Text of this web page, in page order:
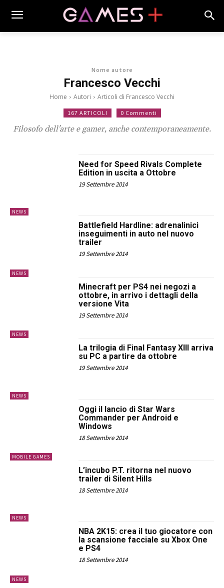
Nome autore
Francesco Vecchi
Home Autori Articoli di Francesco Vecchi
167 ARTICOLI 0 Commenti
Filosofo dell'arte e gamer, anche contemporaneamente.
NEWS
Need for Speed Rivals Complete
Edition in uscita a Ottobre
19 Settembre 2014
NEWS
Battlefield Hardline: adrenalinici
inseguimenti in auto nel nuovo
trailer
19 Settembre 2014
NEWS
Minecraft per PS4 nei negozi a
ottobre, in arrivo i dettagli della
versione Vita
19 Settembre 2014
NEWS
La trilogia di Final Fantasy XIII arriva
su PC a partire da ottobre
19 Settembre 2014
MOBILE GAMES
Oggi il lancio di Star Wars
Commander per Android e
Windows
18 Settembre 2014
NEWS
L’incubo P.T. ritorna nel nuovo
trailer di Silent Hills
18 Settembre 2014
NEWS
NBA 2K15: crea il tuo giocatore con
la scansione facciale su Xbox One
e PS4
18 Settembre 2014